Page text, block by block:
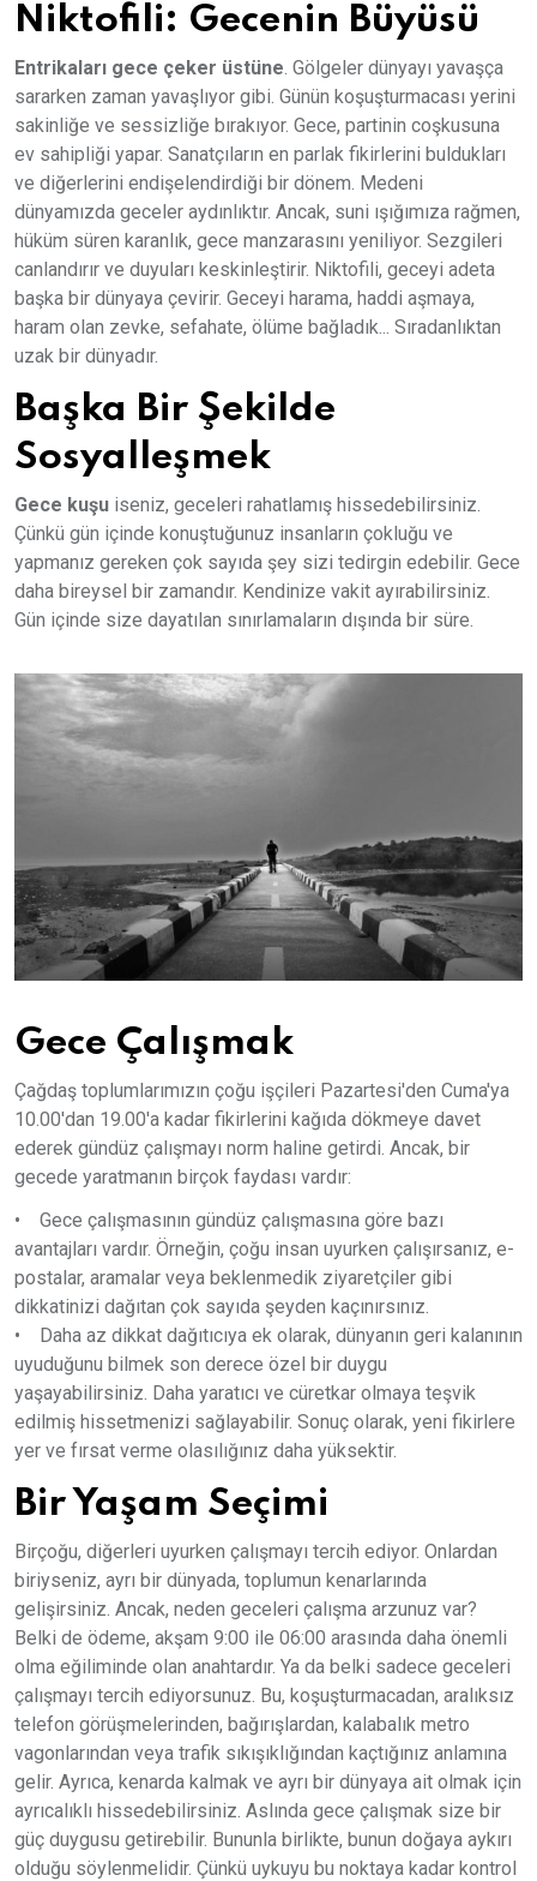
Niktofili: Gecenin Büyüsü
Entrikaları gece çeker üstüne. Gölgeler dünyayı yavaşça
sararken zaman yavaşlıyor gibi. Günün koşuşturmacası yerini
sakinliğe ve sessizliğe bırakıyor. Gece, partinin coşkusuna
ev sahipliği yapar. Sanatçıların en parlak fikirlerini buldukları
ve diğerlerini endişelendirdiği bir dönem. Medeni
dünyamızda geceler aydınlıktır. Ancak, suni ışığımıza rağmen,
hüküm süren karanlık, gece manzarasını yeniliyor. Sezgileri
canlandırır ve duyuları keskinleştirir. Niktofili, geceyi adeta
başka bir dünyaya çevirir. Geceyi harama, haddi aşmaya,
haram olan zevke, sefahate, ölüme bağladık... Sıradanlıktan
uzak bir dünyadır.
Başka Bir Şekilde
Sosyalleşmek
Gece kuşu iseniz, geceleri rahatlamış hissedebilirsiniz.
Çünkü gün içinde konuştuğunuz insanların çokluğu ve
yapmanız gereken çok sayıda şey sizi tedirgin edebilir. Gece
daha bireysel bir zamandır. Kendinize vakit ayırabilirsiniz.
Gün içinde size dayatılan sınırlamaların dışında bir süre.
Gece Çalışmak
Çağdaş toplumlarımızın çoğu işçileri Pazartesi'den Cuma'ya
10.00'dan 19.00'a kadar fikirlerini kağıda dökmeye davet
ederek gündüz çalışmayı norm haline getirdi. Ancak, bir
gecede yaratmanın birçok faydası vardır:
• Gece çalışmasının gündüz çalışmasına göre bazı
avantajları vardır. Örneğin, çoğu insan uyurken çalışırsanız, e-
postalar, aramalar veya beklenmedik ziyaretçiler gibi
dikkatinizi dağıtan çok sayıda şeyden kaçınırsınız.
• Daha az dikkat dağıtıcıya ek olarak, dünyanın geri kalanının
uyuduğunu bilmek son derece özel bir duygu
yaşayabilirsiniz. Daha yaratıcı ve cüretkar olmaya teşvik
edilmiş hissetmenizi sağlayabilir. Sonuç olarak, yeni fikirlere
yer ve fırsat verme olasılığınız daha yüksektir.
Bir Yaşam Seçimi
Birçoğu, diğerleri uyurken çalışmayı tercih ediyor. Onlardan
biriyseniz, ayrı bir dünyada, toplumun kenarlarında
gelişirsiniz. Ancak, neden geceleri çalışma arzunuz var?
Belki de ödeme, akşam 9:00 ile 06:00 arasında daha önemli
olma eğiliminde olan anahtardır. Ya da belki sadece geceleri
çalışmayı tercih ediyorsunuz. Bu, koşuşturmacadan, aralıksız
telefon görüşmelerinden, bağırışlardan, kalabalık metro
vagonlarından veya trafik sıkışıklığından kaçtığınız anlamına
gelir. Ayrıca, kenarda kalmak ve ayrı bir dünyaya ait olmak için
ayrıcalıklı hissedebilirsiniz. Aslında gece çalışmak size bir
güç duygusu getirebilir. Bununla birlikte, bunun doğaya aykırı
olduğu söylenmelidir. Çünkü uykuyu bu noktaya kadar kontrol